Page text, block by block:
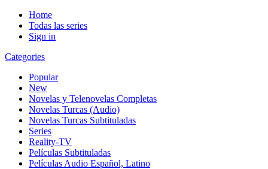
Home
Todas las series
Sign in
Categories
Popular
New
Novelas y Telenovelas Completas
Novelas Turcas (Audio)
Novelas Turcas Subtituladas
Series
Reality-TV
Películas Subtituladas
Películas Audio Español, Latino